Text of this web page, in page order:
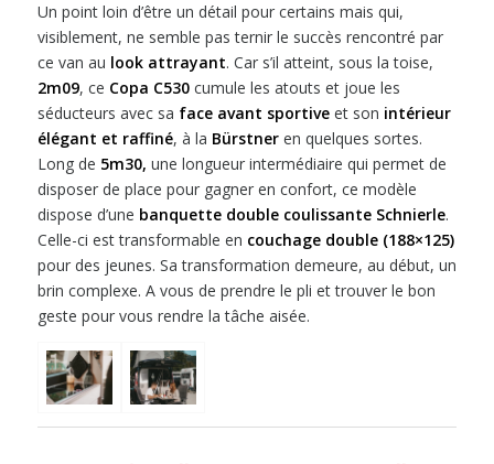
Un point loin d’être un détail pour certains mais qui,
visiblement, ne semble pas ternir le succès rencontré par
ce van au look attrayant. Car s’il atteint, sous la toise,
2m09, ce Copa C530cumule les atouts et joue les
séducteurs avec sa face avant sportiveet son intérieur
élégant et raffiné, à la Bürstneren quelques sortes.
Long de 5m30, une longueur intermédiaire qui permet de
disposer de place pour gagner en confort, ce modèle
dispose d’une banquette double coulissante Schnierle.
Celle-ci est transformable en couchage double (188×125)
pour des jeunes. Sa transformation demeure, au début, un
brin complexe. A vous de prendre le pli et trouver le bon
geste pour vous rendre la tâche aisée.